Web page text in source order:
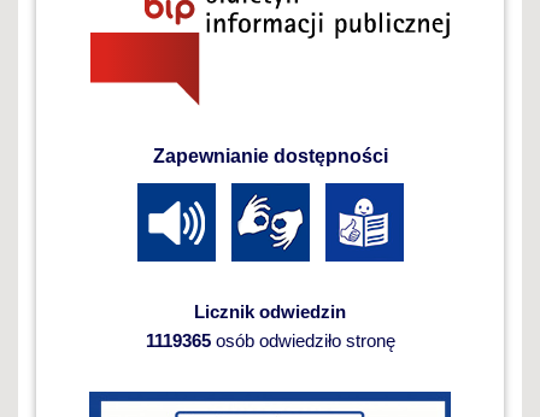
Zapewnianie dostępności
Licznik odwiedzin
1119365osób odwiedziło stronę